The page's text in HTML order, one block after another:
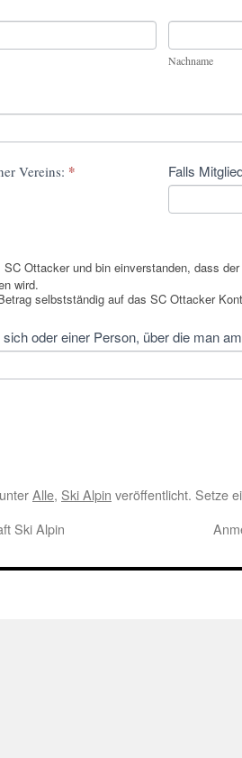
Nachname
Vereins: * Falls
Ottacker und bin einverstanden, dass
wird.
selbstständig auf das SC Ottacker
oder einer Person, über die man
Alle, Ski Alpin veröffentlicht. Setze
Ski Alpin